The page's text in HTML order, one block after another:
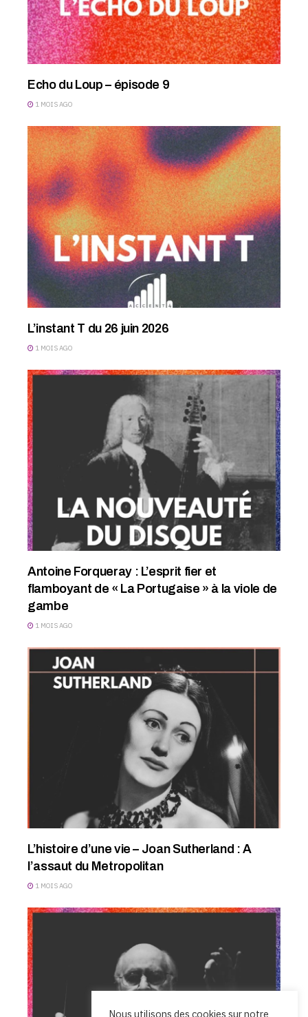
Echo du Loup – épisode 9
1 MOIS AGO
L’instant T du 26 juin 2026
1 MOIS AGO
Antoine Forqueray : L’esprit fier et
flamboyant de « La Portugaise » à la viole de
gambe
1 MOIS AGO
L’histoire d’une vie – Joan Sutherland : A
l’assaut du Metropolitan
1 MOIS AGO
Nous utilisons des cookies sur notre